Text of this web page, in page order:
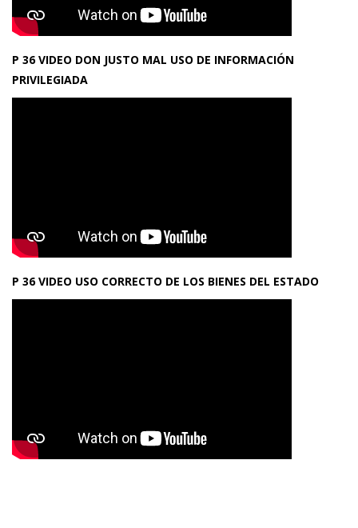
P 36 VIDEO DON JUSTO MAL USO DE INFORMACIÓN
PRIVILEGIADA
P 36 VIDEO USO CORRECTO DE LOS BIENES DEL ESTADO